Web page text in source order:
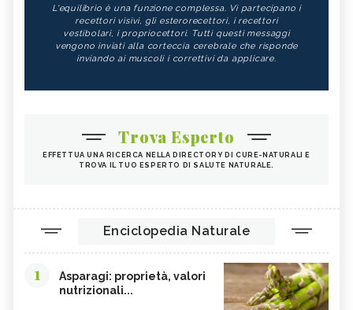
L'equilibrio è una funzione complessa. Vi partecipano i
recettori visivi, gli esterorecettori, i recettori
vestibolari, i propriocettori. Tutti questi messaggi
vengono inviati alla corteccia cerebrale che risponde
inviando ai muscoli i correttivi da applicare.
Trova Esperto
EFFETTUA UNA RICERCA NELLA DIRECTORY DI CURE-NATURALI E
TROVA IL TUO ESPERTO DI SALUTE NATURALE.
Enciclopedia Naturale
1
Asparagi: proprietà, valori
nutrizionali...